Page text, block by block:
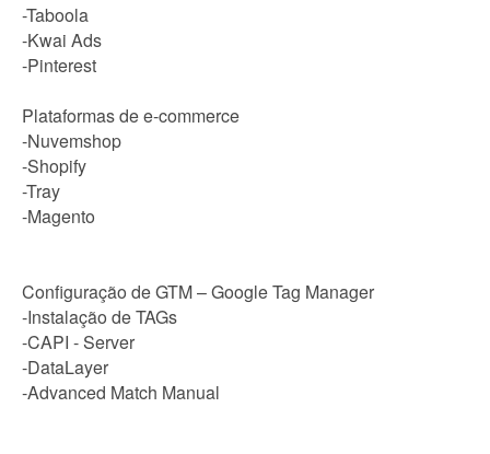
-Taboola
-Kwai Ads
-Pinterest
Plataformas de e-commerce
-Nuvemshop
-Shopify
-Tray
-Magento
Configuração de GTM – Google Tag Manager
-Instalação de TAGs
-CAPI - Server
-DataLayer
-Advanced Match Manual